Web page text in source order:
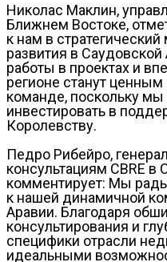
Николас Маклин,
Ближнем Востоке,
к нам в
развития в
работы в проектах и
регионе станут
команде, поскольку
инвестировать в
Королевству.
Педро Рибейро,
консультациям CBRE в
комментирует: Мы
к нашей динамичной
Аравии. Благодаря
консультирования и
специфики отрасли
идеальными